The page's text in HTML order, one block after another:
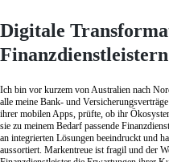
Digitale
Ich bin vor kurzem von Australien nach
alle meine Bank- und
ihrer mobilen Apps, prüfte, ob ihr
sie zu meinem Bedarf passende
an integrierten Lösungen beeindruckt und
aussortiert. Markentreue ist fragil und der